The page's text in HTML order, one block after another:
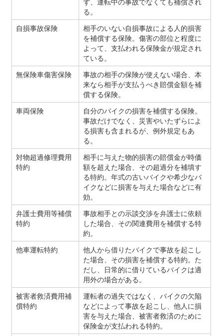
る。
自損事故保険
相手のいない自損事故による人的損害
を補償する保険。傷害の部位と程度に
よって、支払われる保険金が規定され
ている。
無保険車傷害保険
事故の相手の保険が使えない場合、本
来なら相手が支払うべき賠償金額を補
償する保険。
車両保険
自分のバイクの損害を補償する保険。
事故だけでなく、災害やいたずらによ
る損害も含まれるが、例外規定もあ
る。
対物超過修理費用
特約
相手に与えた物的損害の賠償金が時価
額を超えた場合、その超過分を補填す
る特約。年式の古いバイクや希少なバ
イクなどに損害を与えた場合などに有
効。
弁護士費用等補償
特約
事故相手との示談交渉を弁護士に依頼
した場合、その関連費用を補償する特
約。
他車運転特約
他人から借りたバイクで事故を起こし
た場合、その損害を補償する特約。た
だし、日常的に借りているバイクは適
用外の場合がある。
被害者救済費用補
償特約
運転者の過失ではなく、バイクの欠陥
などによって事故を起こし、他人に損
害を与えた場合、被害者救済のために
保険金が支払われる特約。